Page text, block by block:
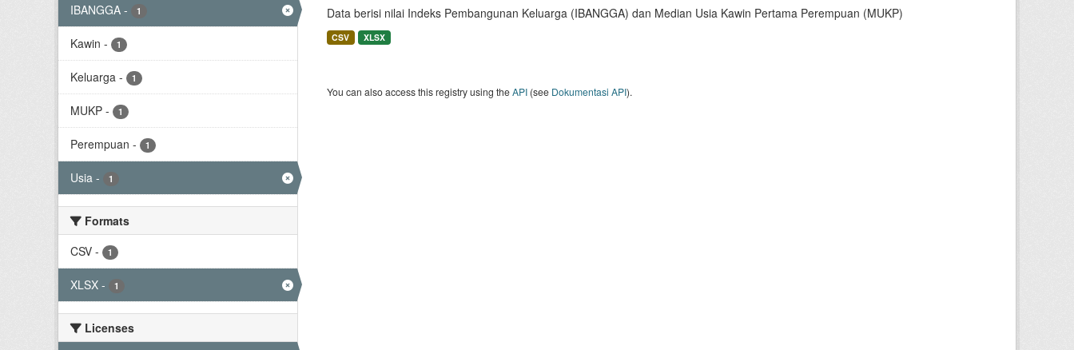
IBANGGA - 1
Kawin - 1
Keluarga - 1
MUKP - 1
Perempuan - 1
Usia - 1
Formats
CSV - 1
XLSX - 1
Licenses
Data berisi nilai Indeks Pembangunan Keluarga (IBANGGA) dan Median Usia Kawin Pertama Perempuan (MUKP)
CSV XLSX
You can also access this registry using theAPI(see Dokumentasi API).